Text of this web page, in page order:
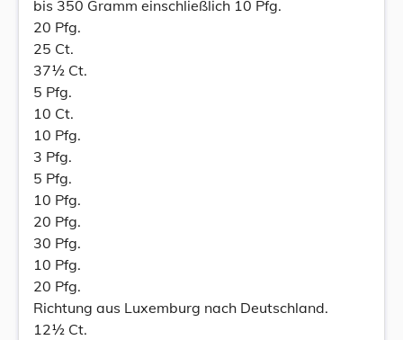
bis 350 Gramm einschließlich 10 Pfg.
20 Pfg.
25 Ct.
37½ Ct.
5 Pfg.
10 Ct.
10 Pfg.
3 Pfg.
5 Pfg.
10 Pfg.
20 Pfg.
30 Pfg.
10 Pfg.
20 Pfg.
Richtung aus Luxemburg nach Deutschland.
12½ Ct.